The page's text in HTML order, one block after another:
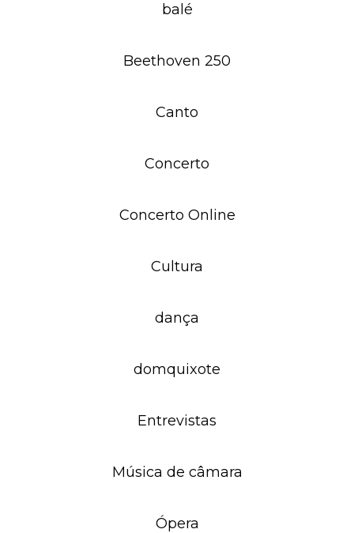
balé
Beethoven 250
Canto
Concerto
Concerto Online
Cultura
dança
domquixote
Entrevistas
Música de câmara
Ópera